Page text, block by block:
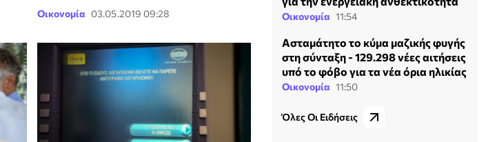
Οικονομία 03.05.2019 09:28 Οικονομία 11:54
Ασταμάτητο το κύμα μαζικής φυγής
στη σύνταξη - 129.298 νέες αιτήσεις
υπό το φόβο για τα νέα όρια ηλικίας
Οικονομία 11:50
Όλες Οι Ειδήσεις